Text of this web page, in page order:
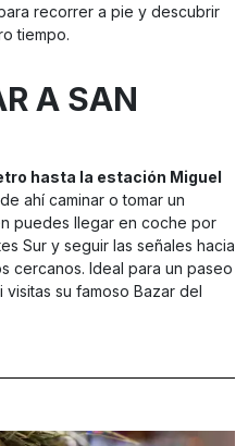
recorrer a pie y descubrir
tiempo.
A SAN
hasta la estación Miguel
ahí caminar o tomar un
puedes llegar en coche por
Sur y seguir las señales hacia
cercanos. Ideal para un paseo
su famoso Bazar del